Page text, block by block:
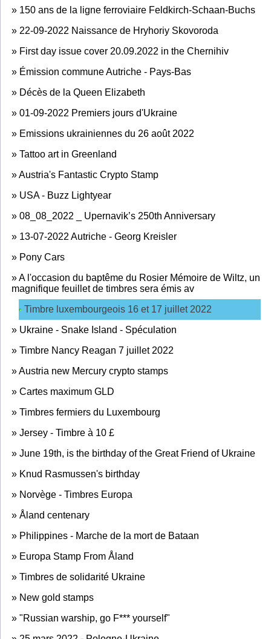
» 150 ans de la ligne ferroviaire Feldkirch-Schaan-Buchs
» 22-09-2022 Naissance de Hryhoriy Skovoroda
» First day issue cover 20.09.2022 in the Chernihiv
» Émission commune Autriche - Pays-Bas
» Décès de la Queen Elizabeth
» 01-09-2022 Premiers jours d'Ukraine
» Emissions ukrainiennes du 26 août 2022
» Tattoo art in Greenland
»Austria's Fantastic Crypto Stamp
» USA - Buzz Lightyear
» 08_08_2022 _ Upernavik’s 250th Anniversary
» 13-07-2022 Autriche - Georg Kreisler
» Pony Cars
»A l'occasion du baptême du Rosier Mémoire de Wiltz, un
magnifique feuillet de timbres sera émis av
Timbre luxembourgeois 16 et 17 juillet 2022
» Ukraine - Snake Island - Spéculation
» Timbre Nancy Reagan 7 juillet 2022
»Austria new Mercury crypto stamps
» Cartes maximum GLD
» Timbres fermiers du Luxembourg
» Jersey - Timbre à 10 £
» June 19th, is the birthday of the Great Friend of Ukraine
» Knud Rasmussen's birthday
» Norvège - Timbres Europa
» Åland centenary
» Philippines - Marche de la mort de Bataan
» Europa Stamp From Åland
» Timbres de solidarité Ukraine
» New gold stamps
» "Russian warship, go F*** yourself"